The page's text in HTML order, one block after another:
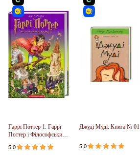
Гаррі Поттер 1: Гаррі
Поттер і Філософський
камінь
5.0
Джуді Муді. Книга № 01
5.0